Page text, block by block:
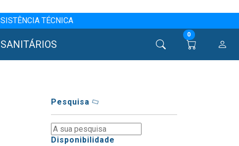
TÉCNICA
0
Pesquisa
Disponibilidade